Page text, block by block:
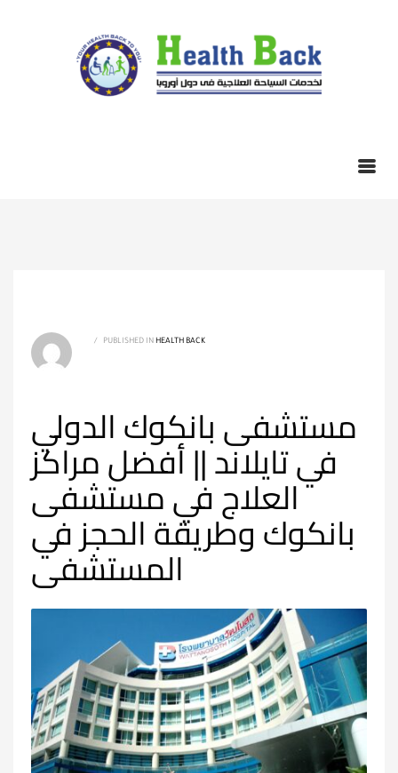
/ PUBLISHED IN HEALTH BACK
مستشفى بانكوك الدولي
في تايلاند || أفضل مراكز
العلاج في مستشفى
بانكوك وطريقة الحجز في
المستشفى